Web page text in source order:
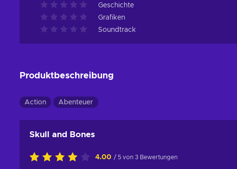
Geschichte
Grafiken
Soundtrack
Produktbeschreibung
Action Abenteuer
Skull and Bones
4.00 / 5 von 3 Bewertungen